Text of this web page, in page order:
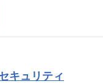
キュリティ